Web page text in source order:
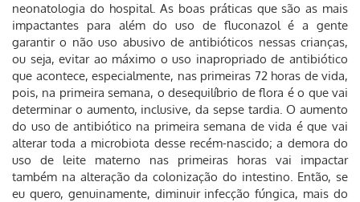
neonatologia do hospital. As boas práticas que são as mais
impactantes para além do uso de fluconazol é a gente
garantir o não uso abusivo de antibióticos nessas crianças,
ou seja, evitar ao máximo o uso inapropriado de antibiótico
que acontece, especialmente, nas primeiras 72 horas de vida,
pois, na primeira semana, o desequilíbrio de flora é o que vai
determinar o aumento, inclusive, da sepse tardia. O aumento
do uso de antibiótico na primeira semana de vida é que vai
alterar toda a microbiota desse recém-nascido; a demora do
uso de leite materno nas primeiras horas vai impactar
também na alteração da colonização do intestino. Então, se
eu quero, genuinamente, diminuir infecção fúngica, mais do